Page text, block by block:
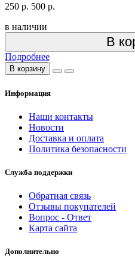
250 р. 500 р.
в наличии
В
Подробнее
В корзину
Информация
Наши контакты
Новости
Доставка и оплата
Политика безопасности
Служба поддержки
Обратная связь
Отзывы покупателей
Вопрос - Ответ
Карта сайта
Дополнительно